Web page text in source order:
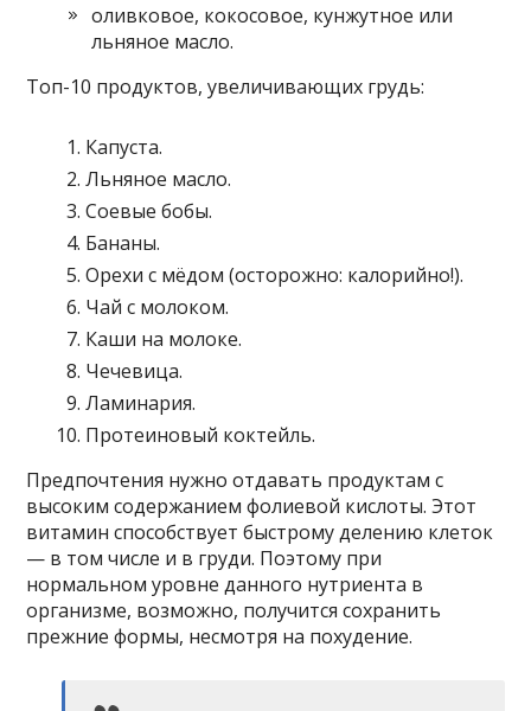
оливковое, кокосовое, кунжутное или
льняное масло.
Топ-10 продуктов, увеличивающих грудь:
Капуста.
Льняное масло.
Соевые бобы.
Бананы.
Орехи с мёдом (осторожно: калорийно!).
Чай с молоком.
Каши на молоке.
Чечевица.
Ламинария.
Протеиновый коктейль.
Предпочтения нужно отдавать продуктам с
высоким содержанием фолиевой кислоты. Этот
витамин способствует быстрому делению клеток
— в том числе и в груди. Поэтому при
нормальном уровне данного нутриента в
организме, возможно, получится сохранить
прежние формы, несмотря на похудение.